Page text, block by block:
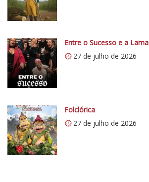
/
/
0
.
w
p
.
o
m
/
v
e
Entre o Sucesso e a Lama
27 de julho de 2026
Folclórica
27 de julho de 2026